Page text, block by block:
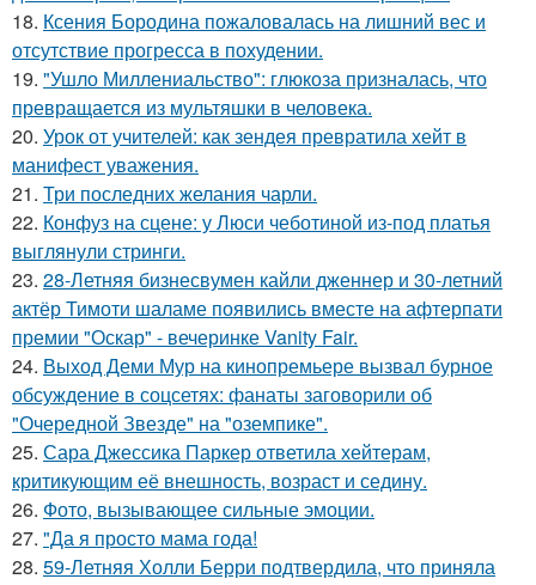
18. Ксения Бородина пожаловалась на лишний вес и
отсутствие прогресса в похудении.
19. "Ушло Миллениальство": глюкоза призналась, что
превращается из мультяшки в человека.
20. Урок от учителей: как зендея превратила хейт в
манифест уважения.
21. Три последних желания чарли.
22. Конфуз на сцене: у Люси чеботиной из-под платья
выглянули стринги.
23. 28-Летняя бизнесвумен кайли дженнер и 30-летний
актёр Тимоти шаламе появились вместе на афтерпати
премии "Оскар" - вечеринке Vanity Fair.
24. Выход Деми Мур на кинопремьере вызвал бурное
обсуждение в соцсетях: фанаты заговорили об
"Очередной Звезде" на "оземпике".
25. Сара Джессика Паркер ответила хейтерам,
критикующим её внешность, возраст и седину.
26. Фото, вызывающее сильные эмоции.
27. "Да я просто мама года!
28. 59-Летняя Холли Берри подтвердила, что приняла